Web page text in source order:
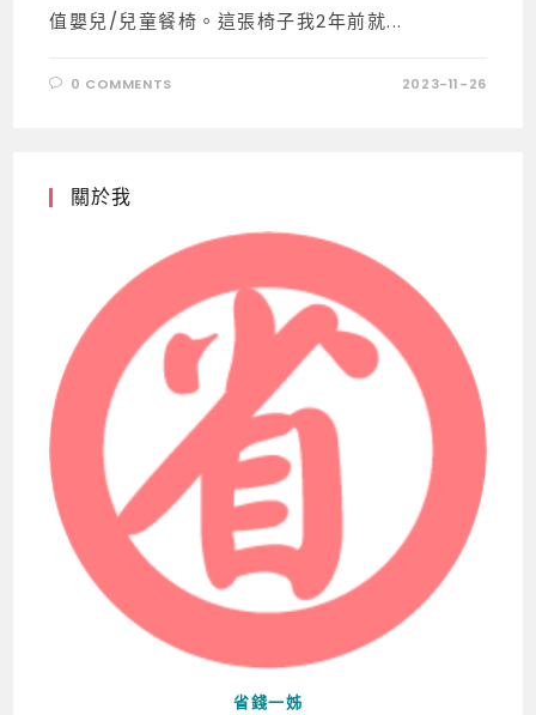
值嬰兒/兒童餐椅。這張椅子我2年前就...
0 COMMENTS 2023-11-26
關於我
省錢一姊